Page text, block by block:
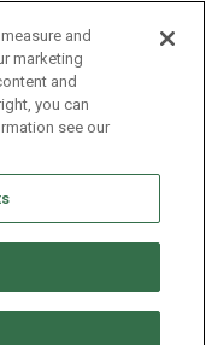
and
marketing
and
you can
see our